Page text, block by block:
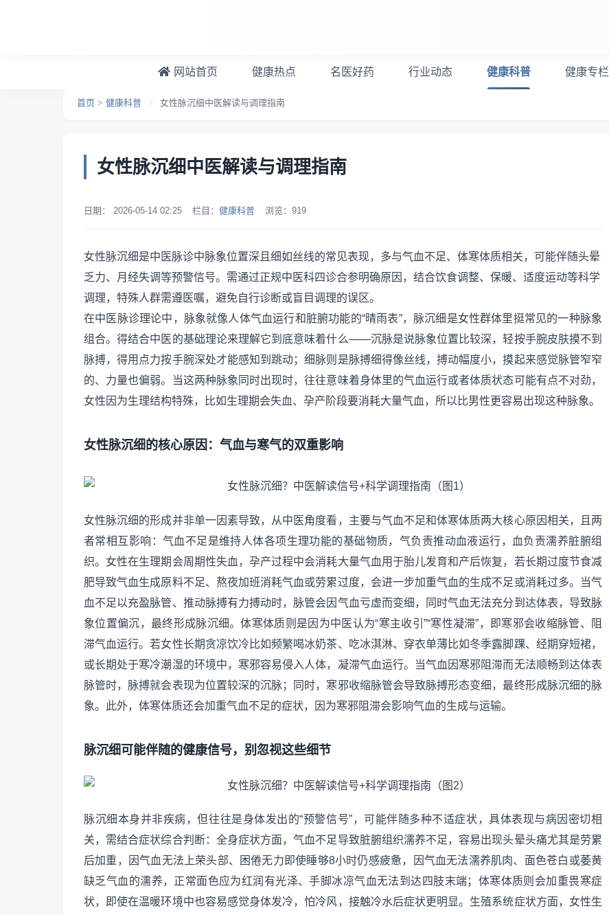
网站首页 健康热点 名医好药 行业动态 健康科普 健康专栏
首页 > 健康科普 > 女性脉沉细中医解读与调理指南
女性脉沉细中医解读与调理指南
日期： 2026-05-14 02:25 栏目： 健康科普 浏览： 919
女性脉沉细是中医脉诊中脉象位置深且细如丝线的常见表现，多与气血不足、体寒体质相关，可能伴随头晕
乏力、月经失调等预警信号。需通过正规中医科四诊合参明确原因，结合饮食调整、保暖、适度运动等科学
调理，特殊人群需遵医嘱，避免自行诊断或盲目调理的误区。
在中医脉诊理论中，脉象就像人体气血运行和脏腑功能的“晴雨表”，脉沉细是女性群体里挺常见的一种脉象
组合。得结合中医的基础理论来理解它到底意味着什么——沉脉是说脉象位置比较深，轻按手腕皮肤摸不到
脉搏，得用点力按手腕深处才能感知到跳动；细脉则是脉搏细得像丝线，搏动幅度小，摸起来感觉脉管窄窄
的、力量也偏弱。当这两种脉象同时出现时，往往意味着身体里的气血运行或者体质状态可能有点不对劲，
女性因为生理结构特殊，比如生理期会失血、孕产阶段要消耗大量气血，所以比男性更容易出现这种脉象。
女性脉沉细的核心原因：气血与寒气的双重影响
女性脉沉细的形成并非单一因素导致，从中医角度看，主要与气血不足和体寒体质两大核心原因相关，且两
者常相互影响：气血不足是维持人体各项生理功能的基础物质，气负责推动血液运行，血负责濡养脏腑组
织。女性在生理期会周期性失血，孕产过程中会消耗大量气血用于胎儿发育和产后恢复，若长期过度节食减
肥导致气血生成原料不足、熬夜加班消耗气血或劳累过度，会进一步加重气血的生成不足或消耗过多。当气
血不足以充盈脉管、推动脉搏有力搏动时，脉管会因气血亏虚而变细，同时气血无法充分到达体表，导致脉
象位置偏沉，最终形成脉沉细。体寒体质则是因为中医认为“寒主收引”“寒性凝滞”，即寒邪会收缩脉管、阻
滞气血运行。若女性长期贪凉饮冷比如频繁喝冰奶茶、吃冰淇淋、穿衣单薄比如冬季露脚踝、经期穿短裙，
或长期处于寒冷潮湿的环境中，寒邪容易侵入人体，凝滞气血运行。当气血因寒邪阻滞而无法顺畅到达体表
脉管时，脉搏就会表现为位置较深的沉脉；同时，寒邪收缩脉管会导致脉搏形态变细，最终形成脉沉细的脉
象。此外，体寒体质还会加重气血不足的症状，因为寒邪阻滞会影响气血的生成与运输。
脉沉细可能伴随的健康信号，别忽视这些细节
脉沉细本身并非疾病，但往往是身体发出的“预警信号”，可能伴随多种不适症状，具体表现与病因密切相
关，需结合症状综合判断：全身症状方面，气血不足导致脏腑组织濡养不足，容易出现头晕头痛尤其是劳累
后加重，因气血无法上荣头部、困倦无力即使睡够8小时仍感疲惫，因气血无法濡养肌肉、面色苍白或萎黄
缺乏气血的濡养，正常面色应为红润有光泽、手脚冰凉气血无法到达四肢末端；体寒体质则会加重畏寒症
状，即使在温暖环境中也容易感觉身体发冷，怕冷风，接触冷水后症状更明显。生殖系统症状方面，女性生